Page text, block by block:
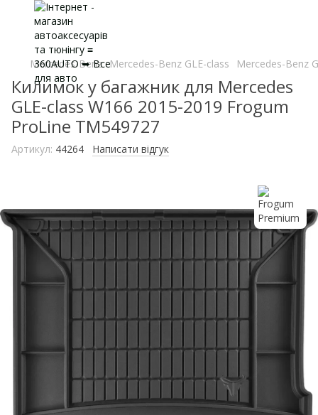
Mercedes-Benz Mercedes-Benz GLE-class Mercedes-Benz
Килимок у багажник для Mercedes
GLE-class W166 2015-2019 Frogum
ProLine TM549727
Артикул: 44264 Написати відгук